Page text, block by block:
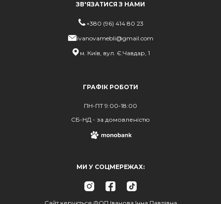
ЗВ'ЯЗАТИСЯ З НАМИ
+380 (96) 414 80 23
ivanovamebli@gmail.com
м. Київ, вул. Є.Чавдар, 1
ГРАФІК РОБОТИ
ПН-ПТ 9:00-18:00
СБ-НД - за домовленістю
МИ У СОЦМЕРЕЖАХ: